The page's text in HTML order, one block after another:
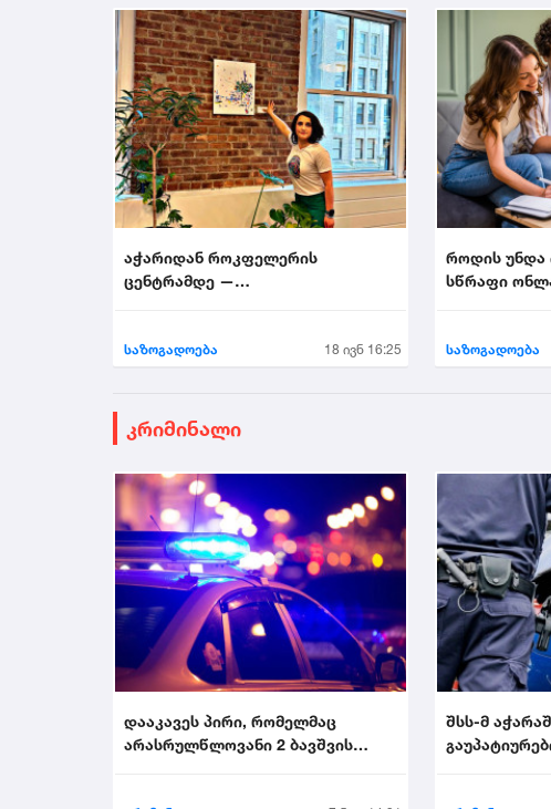
აჭარიდან როკფელერის
ცენტრამდე —
საზოგადოება 18 ივნ 16:25
როდის უნდა
სწრაფი
საზოგადოება
კრიმინალი
დააკავეს პირი, რომელმაც
არასრულწლოვანი 2 ბავშვის
შსს-მ